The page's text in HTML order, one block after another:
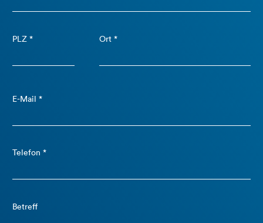
PLZ * Ort *
E-Mail *
Telefon *
Betreff